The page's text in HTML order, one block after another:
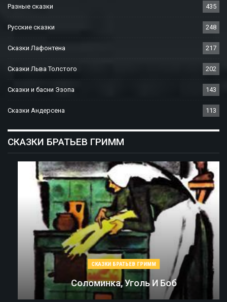
Разные сказки 435
Русские сказки 248
Сказки Лафонтена 217
Сказки Льва Толстого 202
Сказки и басни Эзопа 143
Сказки Андерсена 113
СКАЗКИ БРАТЬЕВ ГРИММ
СКАЗКИ БРАТЬЕВ ГРИММ
Соломинка, Уголь И Боб